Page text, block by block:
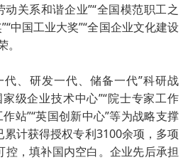
动关系和谐企业”“全国模范职工之
中国工业大奖”“全国企业文化建设
、研发一代、储备一代”科研战
级企业技术中心”“院士专家工作
站”“英国创新中心”等为战略支撑
计获得授权专利3100余项，多项
控，填补国内空白。企业先后承担